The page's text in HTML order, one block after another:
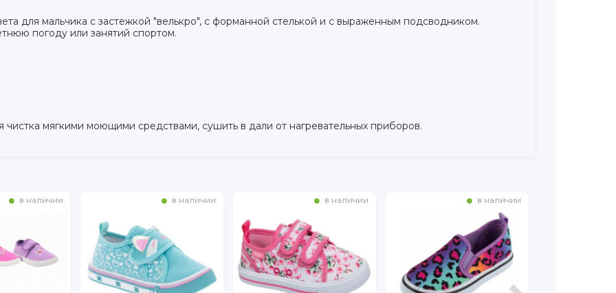
для мальчика с застежкой "велькро", с форманной стелькой и с выраженным подсводником.
погоду или занятий спортом.
мягкими моющими средствами, сушить в дали от нагревательных приборов.
в наличии в наличии в наличии в наличии